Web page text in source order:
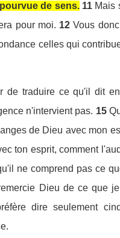
de sens. 11 Mais
pour moi. 12 Vous
celles qui
de traduire ce qu'il dit
n'intervient pas. 15
de Dieu avec mon
ton esprit, comment
ne comprend pas ce
Dieu de ce que
dire seulement